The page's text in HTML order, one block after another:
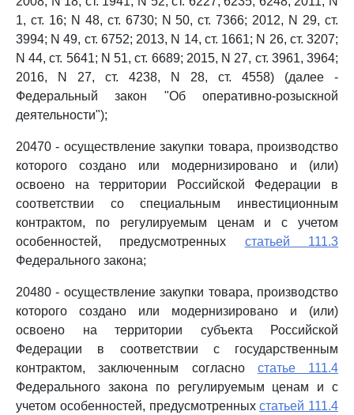
1, ст. 16; N 48, ст. 6730; N 50, ст. 7366; 2012, N 29, ст.
3994; N 49, ст. 6752; 2013, N 14, ст. 1661; N 26, ст. 3207;
N 44, ст. 5641; N 51, ст. 6689; 2015, N 27, ст. 3961, 3964;
2016, N 27, ст. 4238, N 28, ст. 4558) (далее -
Федеральный закон "Об оперативно-розыскной
деятельности");
20470 - осуществление закупки товара, производство
которого создано или модернизировано и (или)
освоено на территории Российской Федерации в
соответствии со специальным инвестиционным
контрактом, по регулируемым ценам и с учетом
особенностей, предусмотренных статьей 111.3
Федерального закона;
20480 - осуществление закупки товара, производство
которого создано или модернизировано и (или)
освоено на территории субъекта Российской
Федерации в соответствии с государственным
контрактом, заключенным согласно статье 111.4
Федерального закона по регулируемым ценам и с
учетом особенностей, предусмотренныхстатьей 111.4